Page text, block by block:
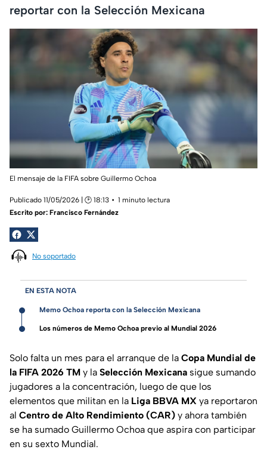
reportar con la Selección Mexicana
El mensaje de la FIFA sobre Guillermo Ochoa
Publicado 11/05/2026 | 🕑 18:13
1 minuto lectura
Escrito por: Francisco Fernández
No soportado
EN ESTA NOTA
Memo Ochoa reporta con la Selección Mexicana
Los números de Memo Ochoa previo al Mundial 2026
Solo falta un mes para el arranque de la Copa Mundial de
la FIFA 2026 TM y la Selección Mexicana sigue sumando
jugadores a la concentración, luego de que los
elementos que militan en la Liga BBVA MX ya reportaron
al Centro de Alto Rendimiento (CAR) y ahora también
se ha sumado Guillermo Ochoa que aspira con participar
en su sexto Mundial.